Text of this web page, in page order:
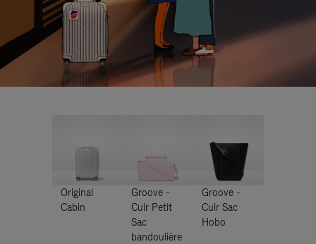
Original
Cabin
Groove -
Cuir Petit
Sac
bandoulière
Groove -
Cuir Sac
Hobo